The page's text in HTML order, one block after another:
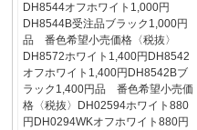
DH8544オフホワイト1,000円
DH8544B受注品ブラック1,000円
品 番色希望小売価格〈税抜〉
DH8572ホワイト1,400円DH8542
オフホワイト1,400円DH8542Bブ
ラック1,400円品 番色希望小売価
格〈税抜〉DH02594ホワイト880
円DH0294WKオフホワイト880円